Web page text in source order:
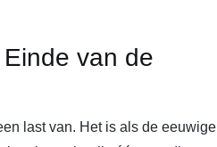
van de
last van. Het is als de eeuwige